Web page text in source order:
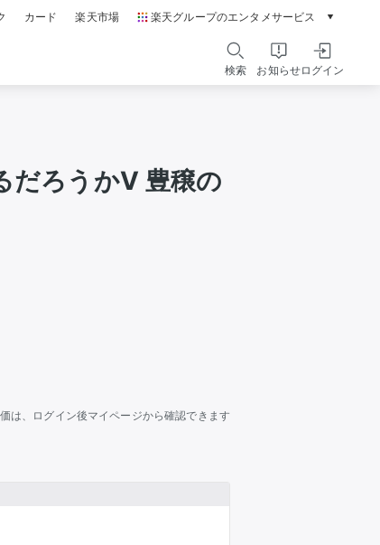
カード 楽天市場 楽天グループのエンタメサービス
本/ゲーム/CD/DVD
雑誌読み放題
楽天マガジン
動画配信ガイド
Rakuten PLAY
検索 お知らせログイン
だろうかⅤ 豊穣の
は、ログイン後マイページから確認できます